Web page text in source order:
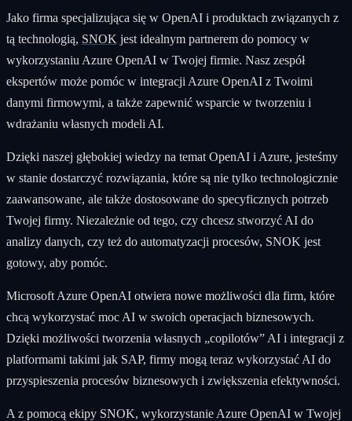
Jako firma specjalizująca się w OpenAI i produktach związanych z
tą technologią, SNOK jest idealnym partnerem do pomocy w
wykorzystaniu Azure OpenAI w Twojej firmie. Nasz zespół
ekspertów może pomóc w integracji Azure OpenAI z Twoimi
danymi firmowymi, a także zapewnić wsparcie w tworzeniu i
wdrażaniu własnych modeli AI.
Dzięki naszej głębokiej wiedzy na temat OpenAI i Azure, jesteśmy
w stanie dostarczyć rozwiązania, które są nie tylko technologicznie
zaawansowane, ale także dostosowane do specyficznych potrzeb
Twojej firmy. Niezależnie od tego, czy chcesz stworzyć AI do
analizy danych, czy też do automatyzacji procesów, SNOK jest
gotowy, aby pomóc.
Microsoft Azure OpenAI otwiera nowe możliwości dla firm, które
chcą wykorzystać moc AI w swoich operacjach biznesowych.
Dzięki możliwości tworzenia własnych „copilotów” AI i integracji z
platformami takimi jak SAP, firmy mogą teraz wykorzystać AI do
przyspieszenia procesów biznesowych i zwiększenia efektywności.
A z pomocą ekipy SNOK, wykorzystanie Azure OpenAI w Twojej